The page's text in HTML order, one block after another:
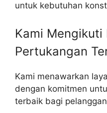
untuk kebutuhan
Kami Mengikuti
Pertukangan
Kami menawarkan
dengan komitmen
terbaik bagi